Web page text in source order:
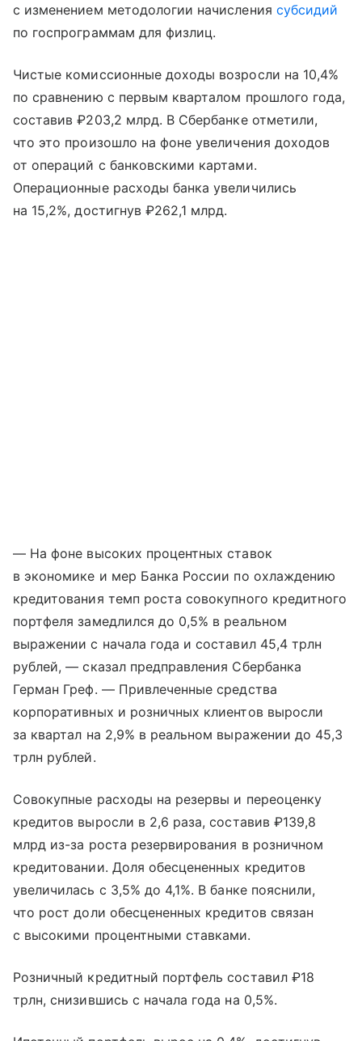
с изменением методологии начисления субсидий
по госпрограммам для физлиц.
Чистые комиссионные доходы возросли на 10,4%
по сравнению с первым кварталом прошлого года,
составив ₽203,2 млрд. В Сбербанке отметили,
что это произошло на фоне увеличения доходов
от операций с банковскими картами.
Операционные расходы банка увеличились
на 15,2%, достигнув ₽262,1 млрд.
— На фоне высоких процентных ставок
в экономике и мер Банка России по охлаждению
кредитования темп роста совокупного кредитного
портфеля замедлился до 0,5% в реальном
выражении с начала года и составил 45,4 трлн
рублей, — сказал предправления Сбербанка
Герман Греф. — Привлеченные средства
корпоративных и розничных клиентов выросли
за квартал на 2,9% в реальном выражении до 45,3
трлн рублей.
Совокупные расходы на резервы и переоценку
кредитов выросли в 2,6 раза, составив ₽139,8
млрд из-за роста резервирования в розничном
кредитовании. Доля обесцененных кредитов
увеличилась с 3,5% до 4,1%. В банке пояснили,
что рост доли обесцененных кредитов связан
с высокими процентными ставками.
Розничный кредитный портфель составил ₽18
трлн, снизившись с начала года на 0,5%.